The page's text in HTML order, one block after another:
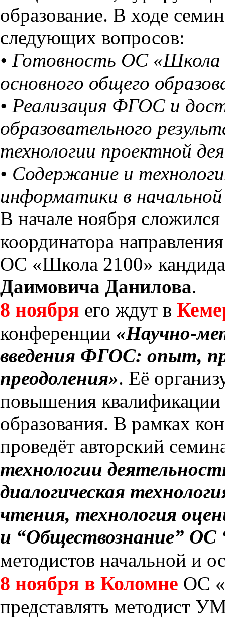
образование. В ходе
следующих вопросов:
• Готовность ОС
основного общего
• Реализация ФГОС и
образовательного
технологии проектной
• Содержание и
информатики в
В начале ноября
координатора
ОС «Школа 2100»
Даимовича Данилова.
8 ноября его ждут в
конференции «Научно-
введения ФГОС: опыт,
преодоления». Её
повышения квалификации
образования. В рамках
проведёт авторский
технологии
диалогическая
чтения, технология
и “Обществознание” ОС
методистов начальной и
8 ноября в Коломне ОС
представлять методист